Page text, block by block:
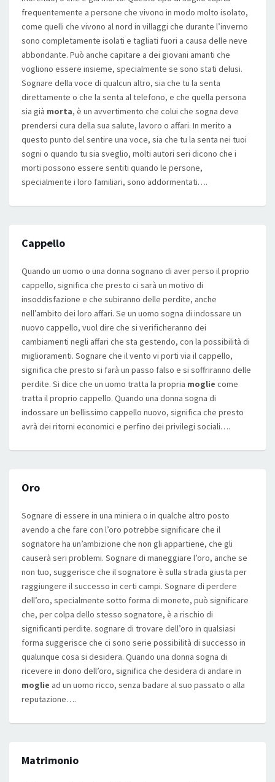
frequentemente a persone che vivono in modo molto isolato,
come quelli che vivono al nord in villaggi che durante l’inverno
sono completamente isolati e tagliati fuori a causa delle neve
abbondante. Può anche capitare a dei giovani amanti che
vogliono essere insieme, specialmente se sono stati delusi.
Sognare della voce di qualcun altro, sia che tu la senta
direttamente o che la senta al telefono, e che quella persona
sia già morta, è un avvertimento che colui che sogna deve
prendersi cura della sua salute, lavoro o affari. In merito a
questo punto del sentire una voce, sia che tu la senta nei tuoi
sogni o quando tu sia sveglio, molti autori seri dicono che i
morti possono essere sentiti quando le persone,
specialmente i loro familiari, sono addormentati….
Cappello
Quando un uomo o una donna sognano di aver perso il proprio
cappello, significa che presto ci sarà un motivo di
insoddisfazione e che subiranno delle perdite, anche
nell’ambito dei loro affari. Se un uomo sogna di indossare un
nuovo cappello, vuol dire che si verificheranno dei
cambiamenti negli affari che sta gestendo, con la possibilità di
miglioramenti. Sognare che il vento vi porti via il cappello,
significa che presto si farà un passo falso e si soffriranno delle
perdite. Si dice che un uomo tratta la propria moglie come
tratta il proprio cappello. Quando una donna sogna di
indossare un bellissimo cappello nuovo, significa che presto
avrà dei ritorni economici e perfino dei privilegi sociali….
Oro
Sognare di essere in una miniera o in qualche altro posto
avendo a che fare con l’oro potrebbe significare che il
sognatore ha un’ambizione che non gli appartiene, che gli
causerà seri problemi. Sognare di maneggiare l’oro, anche se
non tuo, suggerisce che il sognatore è sulla strada giusta per
raggiungere il successo in certi campi. Sognare di perdere
dell’oro, specialmente sotto forma di monete, può significare
che, per colpa dello stesso sognatore, è a rischio di
significanti perdite. sognare di trovare dell’oro in qualsiasi
forma suggerisce che ci sono serie possibilità di successo in
qualunque cosa si desidera. Quando una donna sogna di
ricevere in dono dell’oro, significa che desidera di andare in
moglie ad un uomo ricco, senza badare al suo passato o alla
reputazione….
Matrimonio